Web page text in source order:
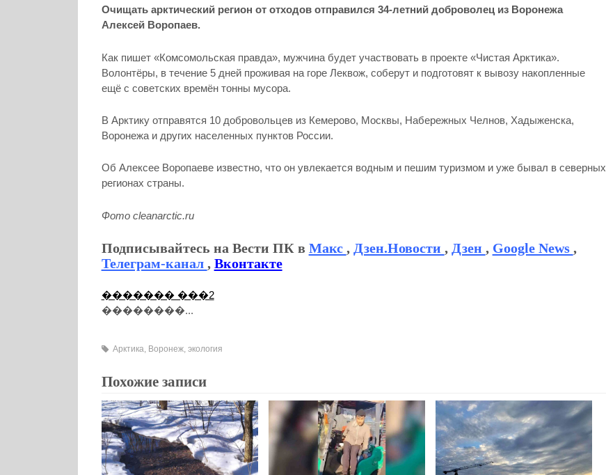
Очищать арктический регион от отходов отправился 34-летний доброволец из Воронежа
Алексей Воропаев.
Как пишет «Комсомольская правда», мужчина будет участвовать в проекте «Чистая Арктика».
Волонтёры, в течение 5 дней проживая на горе Леквож, соберут и подготовят к вывозу накопленные
ещё с советских времён тонны мусора.
В Арктику отправятся 10 добровольцев из Кемерово, Москвы, Набережных Челнов, Хадыженска,
Воронежа и других населенных пунктов России.
Об Алексее Воропаеве известно, что он увлекается водным и пешим туризмом и уже бывал в северных
регионах страны.
Фото cleanarctic.ru
Подписывайтесь на Вести ПК в Макс , Дзен.Новости , Дзен , Google News ,
Телеграм-канал , Вконтакте
������� ���2
��������...
Арктика, Воронеж, экология
Похожие записи